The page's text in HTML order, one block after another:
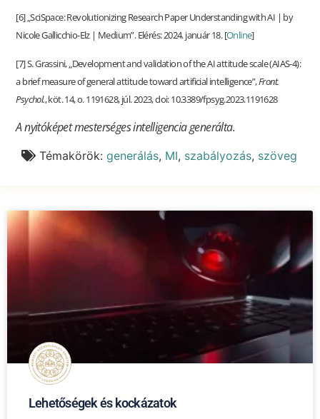
Lehetőségek és kockázatok
[6] „SciSpace: Revolutionizing Research Paper Understanding with AI | by
Nicole Gallicchio-Elz | Medium”. Elérés: 2024. január 18. [Online]
[7] S. Grassini, „Development and validation of the AI attitude scale (AIAS-4):
a brief measure of general attitude toward artificial intelligence”,Front.
Psychol., köt. 14, o. 1191628, júl. 2023, doi: 10.3389/fpsyg.2023.1191628
A nyitóképet mesterséges intelligencia generálta.
Témakörök: generálás, MI, szabályozás, szöveg